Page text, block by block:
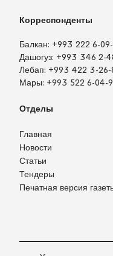
Корреспонденты
Балкан: +993 222 6-
Дашогуз: +993 346 2-
Лебап: +993 422 3-26-
Мары: +993 522 6-04-
Отделы
Главная
Новости
Статьи
Тендеры
Печатная версия